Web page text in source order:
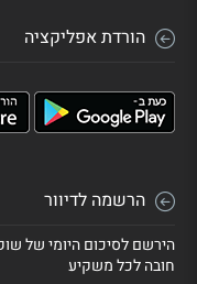
הורדת אפליקציה
הרשמה לדיוור
הירשם לסיכום היומי של
חובה לכל משקיע